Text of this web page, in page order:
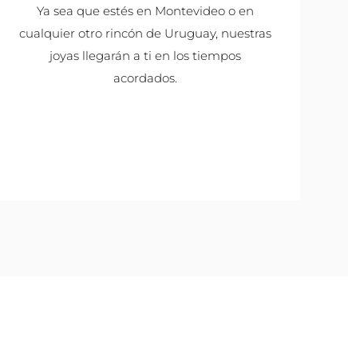
Ya sea que estés en Montevideo o en
cualquier otro rincón de Uruguay, nuestras
joyas llegarán a ti en los tiempos
acordados.